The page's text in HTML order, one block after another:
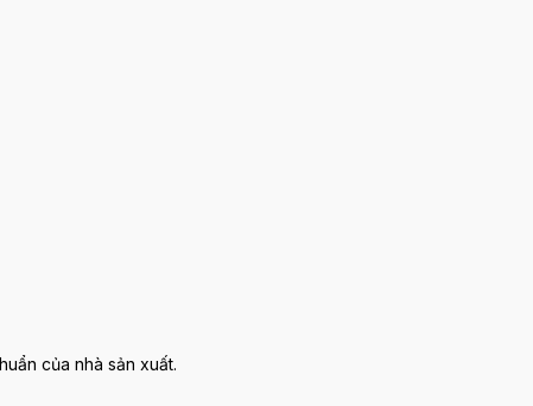
của nhà sản xuất.